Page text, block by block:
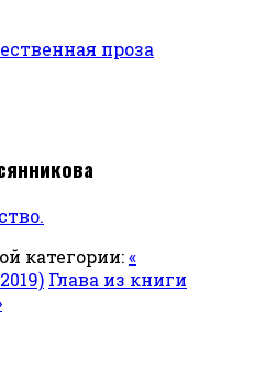
проза
категории:«
Глава из книги